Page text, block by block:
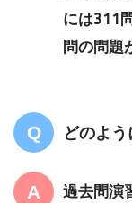
には311
問の問題
どのよ
過去問演